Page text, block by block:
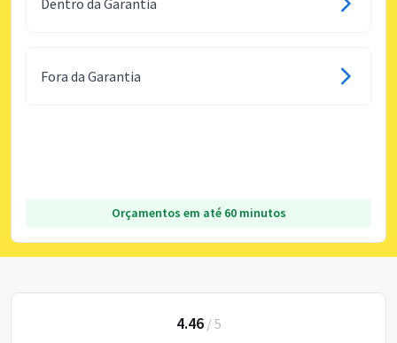
Fora da Garantia
Orçamentos em até 60 minutos
4.46/ 5